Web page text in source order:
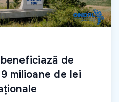
de
milioane de lei